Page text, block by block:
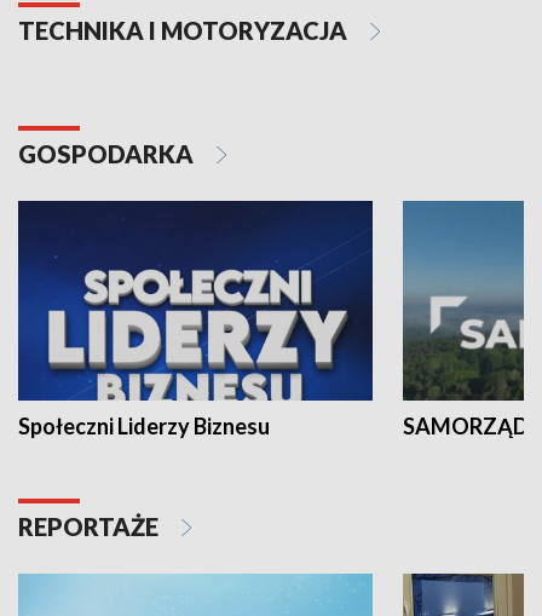
TECHNIKA I MOTORYZACJA
GOSPODARKA
Społeczni Liderzy Biznesu SAMORZĄD
REPORTAŻE